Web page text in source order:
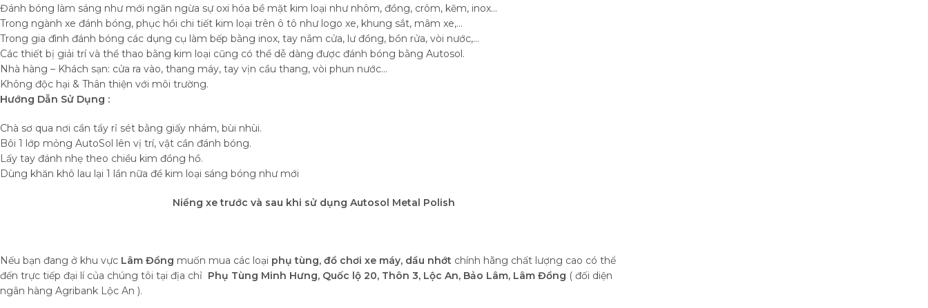
Đánh bóng làm sáng như mới ngăn ngừa sự oxi hóa bề mặt kim loại như nhôm, đồng, crôm, kẽm, inox…
Trong ngành xe đánh bóng, phục hồi chi tiết kim loại trên ô tô như logo xe, khung sắt, mâm xe,…
Trong gia đình đánh bóng các dụng cụ làm bếp bằng inox, tay nắm cửa, lư đồng, bồn rửa, vòi nước,…
Các thiết bị giải trí và thể thao bằng kim loại cũng có thể dễ dàng được đánh bóng bằng Autosol.
Nhà hàng – Khách sạn: cửa ra vào, thang máy, tay vịn cầu thang, vòi phun nước…
Không độc hại & Thân thiện với môi trường.
Hướng Dẫn Sử Dụng :
Chà sơ qua nơi cần tẩy rỉ sét bằng giấy nhám, bùi nhùi.
Bôi 1 lớp mỏng AutoSol lên vị trí, vật cần đánh bóng.
Lấy tay đánh nhẹ theo chiều kim đồng hồ.
Dùng khăn khô lau lại 1 lần nữa để kim loại sáng bóng như mới
Niềng xe trước và sau khi sử dụng Autosol Metal Polish
Nếu bạn đang ở khu vực Lâm Đồng muốn mua các loại phụ tùng, đồ chơi xe máy, dầu nhớt chính hãng chất lượng cao có thể
đến trực tiếp đại lí của chúng tôi tại địa chỉ Phụ Tùng Minh Hưng, Quốc lộ 20, Thôn 3, Lộc An, Bảo Lâm, Lâm Đồng ( đối diện
ngân hàng Agribank Lộc An ).